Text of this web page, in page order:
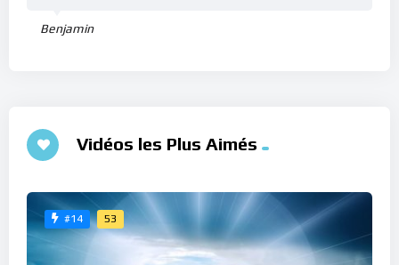
Benjamin
Vidéos les Plus Aimés
#14 53